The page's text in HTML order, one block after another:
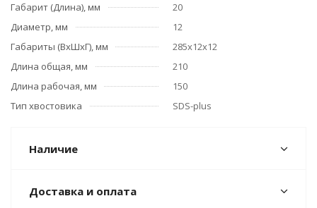
Габарит (Длина), мм
20
Диаметр, мм
12
Габариты (ВхШхГ), мм
285х12х12
Длина общая, мм
210
Длина рабочая, мм
150
Тип хвостовика
SDS-plus
Наличие
Доставка и оплата